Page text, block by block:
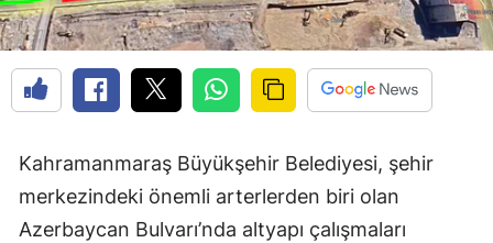
Kahramanmaraş Büyükşehir Belediyesi, şehir
merkezindeki önemli arterlerden biri olan
Azerbaycan Bulvarı’nda altyapı çalışmaları